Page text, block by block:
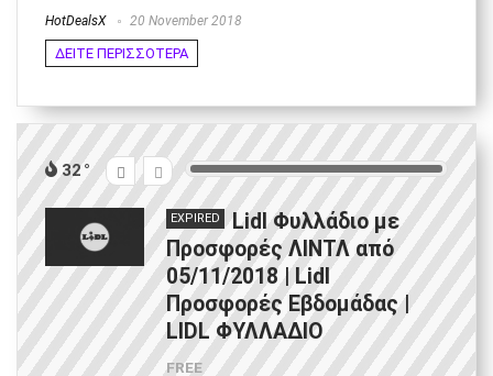
HotDealsX 20 November 2018
ΔΕΙΤΕ ΠΕΡΙΣΣΟΤΕΡΑ
32
EXPIRED
Lidl Φυλλάδιο με
Προσφορές ΛΙΝΤΛ από
05/11/2018 | Lidl
Προσφορές Εβδομάδας |
LIDL ΦΥΛΛΑΔΙΟ
FREE